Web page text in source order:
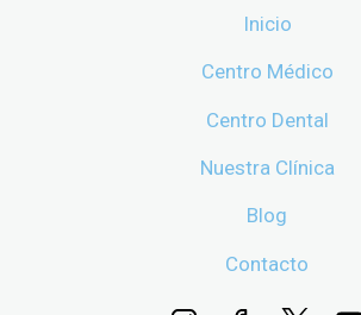
Inicio
Centro Médico
Centro Dental
Nuestra Clínica
Blog
Contacto